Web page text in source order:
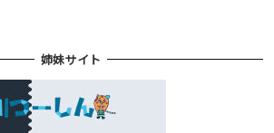
姉妹サイト